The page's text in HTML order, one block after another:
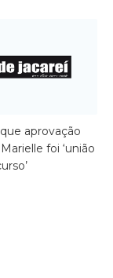
aprovação
foi ‘união